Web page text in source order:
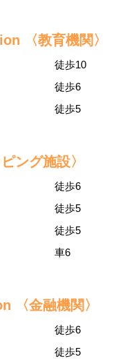
〈教育機関〉
徒歩10
徒歩6
徒歩5
ング施設〉
徒歩6
徒歩5
徒歩5
車6
〈金融機関〉
徒歩6
徒歩5